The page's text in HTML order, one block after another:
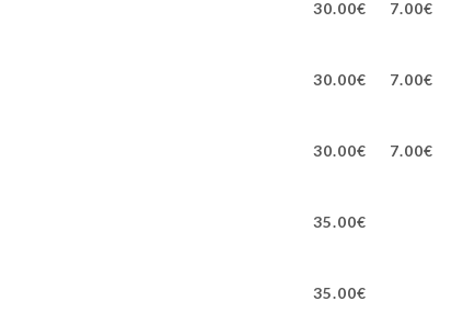
7.00€
30.00€
7.00€
30.00€
7.00€
30.00€
35.00€
35.00€